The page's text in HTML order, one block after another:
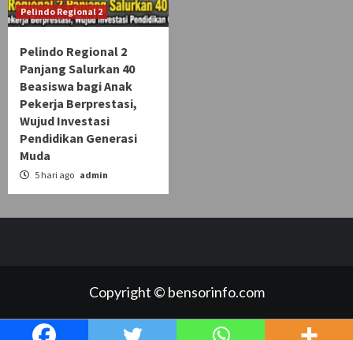
Pelindo Regional 2
Pelindo Regional 2
Panjang Salurkan 40
Beasiswa bagi Anak
Pekerja Berprestasi,
Wujud Investasi
Pendidikan Generasi
Muda
5 hari ago admin
Copyright © bensorinfo.com